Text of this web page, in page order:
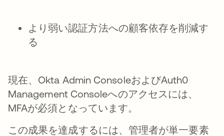
より弱い認証方法への顧客依存を削減す
る
現在、Okta Admin ConsoleおよびAuth0
Management Consoleへのアクセスには、
MFAが必須となっています。
この成果を達成するには、管理者が単一要素